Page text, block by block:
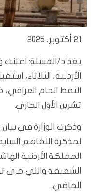
21 أكتوبر، 2025
بغداد/المسلة: اعلنت
تشرين الأول الجاري.
وذكرت الوزارة في
لمذكرة التفاهم
المملكة الأردنية
الماضي.